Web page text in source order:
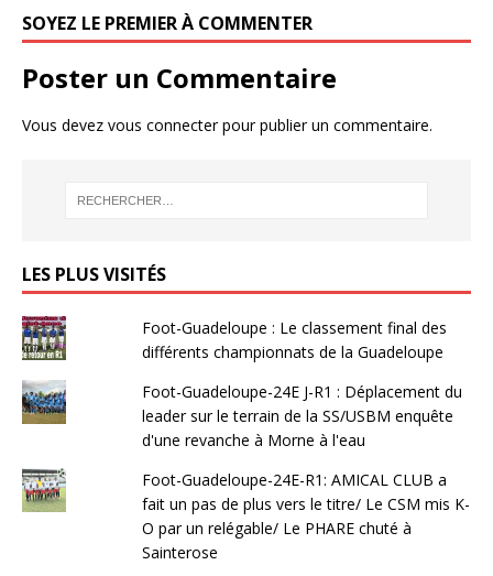
SOYEZ LE PREMIER À COMMENTER
Poster un Commentaire
Vous devez vous connecterpour publier un commentaire.
LES PLUS VISITÉS
Foot-Guadeloupe : Le classement final des
différents championnats de la Guadeloupe
Foot-Guadeloupe-24E J-R1 : Déplacement du
leader sur le terrain de la SS/USBM enquête
d'une revanche à Morne à l'eau
Foot-Guadeloupe-24E-R1: AMICAL CLUB a
fait un pas de plus vers le titre/ Le CSM mis K-
O par un relégable/ Le PHARE chuté à
Sainterose